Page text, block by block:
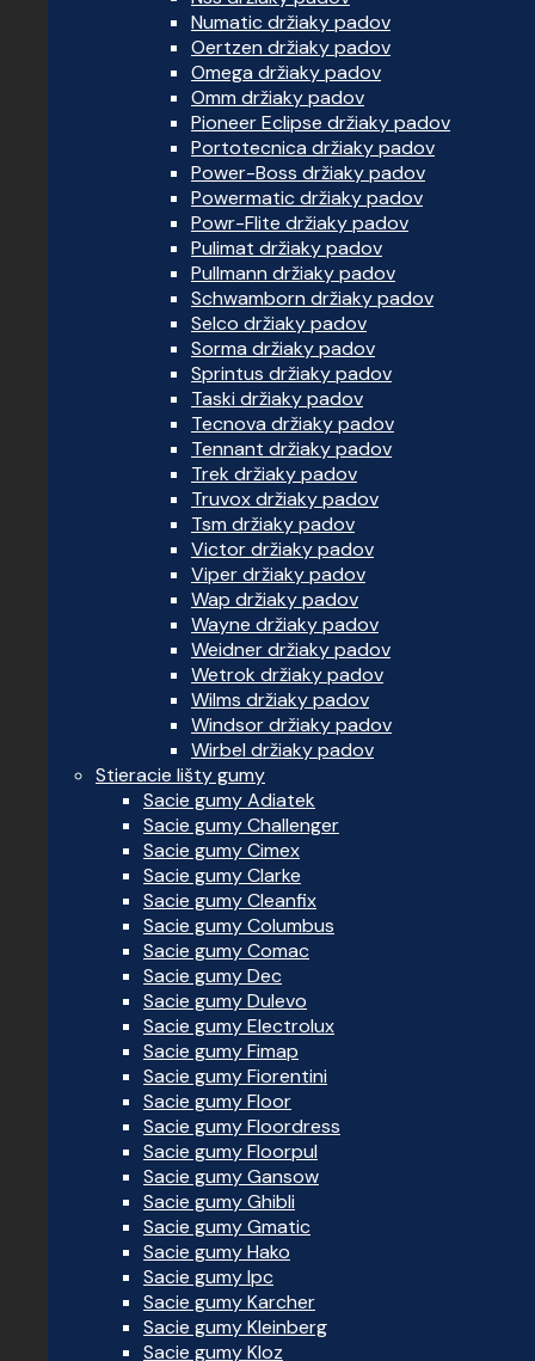
Numatic držiaky padov
Oertzen držiaky padov
Omega držiaky padov
Omm držiaky padov
Pioneer Eclipse držiaky padov
Portotecnica držiaky padov
Power-Boss držiaky padov
Powermatic držiaky padov
Powr-Flite držiaky padov
Pulimat držiaky padov
Pullmann držiaky padov
Schwamborn držiaky padov
Selco držiaky padov
Sorma držiaky padov
Sprintus držiaky padov
Taski držiaky padov
Tecnova držiaky padov
Tennant držiaky padov
Trek držiaky padov
Truvox držiaky padov
Tsm držiaky padov
Victor držiaky padov
Viper držiaky padov
Wap držiaky padov
Wayne držiaky padov
Weidner držiaky padov
Wetrok držiaky padov
Wilms držiaky padov
Windsor držiaky padov
Wirbel držiaky padov
Stieracie lišty gumy
Sacie gumy Adiatek
Sacie gumy Challenger
Sacie gumy Cimex
Sacie gumy Clarke
Sacie gumy Cleanfix
Sacie gumy Columbus
Sacie gumy Comac
Sacie gumy Dec
Sacie gumy Dulevo
Sacie gumy Electrolux
Sacie gumy Fimap
Sacie gumy Fiorentini
Sacie gumy Floor
Sacie gumy Floordress
Sacie gumy Floorpul
Sacie gumy Gansow
Sacie gumy Ghibli
Sacie gumy Gmatic
Sacie gumy Hako
Sacie gumy Ipc
Sacie gumy Karcher
Sacie gumy Kleinberg
Sacie gumy Kloz